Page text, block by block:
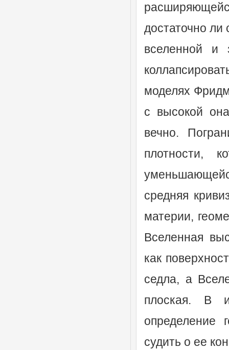
достаточно ли
вселенной и
моделях
с высокой
вечно.
плотности,
средняя
материи,
Вселенная
как
седла, а
плоская. В
определение
судить о ее